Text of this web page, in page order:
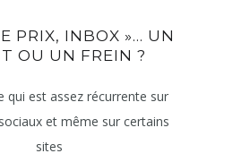
PRIX, INBOX »… UN
OU UN FREIN ?
qui est assez récurrente sur
et même sur certains
sites